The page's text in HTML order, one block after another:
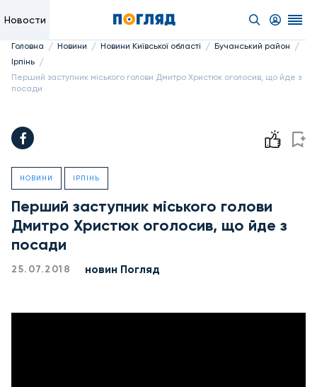
Новости
Головна / Новини / Новини Київської області / Бучанський район /
Ірпінь /
Перший заступник міського голови Дмитро Христюк оголосив, що йде з
посади
НОВИНИ ІРПІНЬ
Перший заступник міського голови
Дмитро Христюк оголосив, що йде з
посади
25.07.2018 новин Погляд